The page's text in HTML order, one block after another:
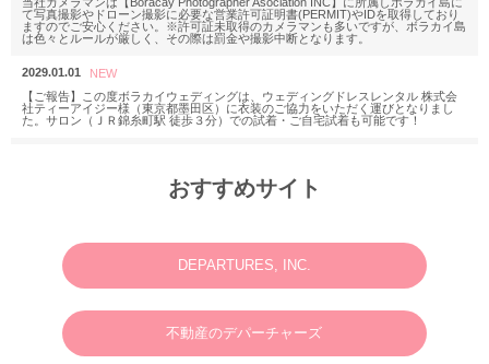
て写真撮影やドローン撮影に必要な営業許可証明書(PERMIT)やIDを取得しており
ますのでご安心ください。※許可証未取得のカメラマンも多いですが、ボラカイ島
は色々とルールが厳しく、その際は罰金や撮影中断となります。
2029.01.01
【ご報告】この度ボラカイウェディングは、ウェディングドレスレンタル 株式会
社ティーアイジー様（東京都墨田区）に衣装のご協力をいただく運びとなりまし
た。サロン（ＪＲ錦糸町駅 徒歩３分）での試着・ご自宅試着も可能です！
M様 2025年12月or2026年2月
ウェディングフォトお問い合わせありがとうございます。
N様 2025年7月 ウェディングフォト・動画・ドローンご予約ありがとうございま
M様 2025年4月 ウェディングフォトお問い合わせありがとうございます。
おすすめサイト
DEPARTURES, INC.
不動産のデパーチャーズ